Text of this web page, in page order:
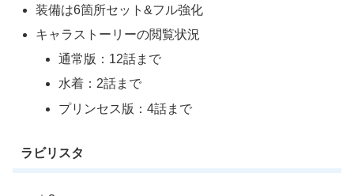
装備は6箇所セット&フル強化
キャラストーリーの閲覧状況
通常版：12話まで
水着：2話まで
プリンセス版：4話まで
ラビリスタ